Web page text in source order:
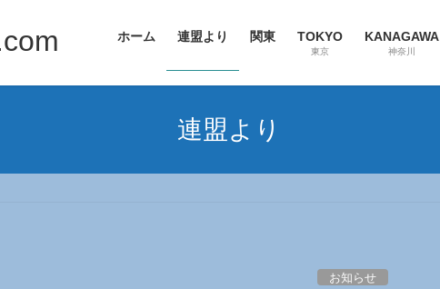
ホーム 連盟より 関東 TOKYO
東京
KANAGAWA
神奈川
連盟より
お知らせ